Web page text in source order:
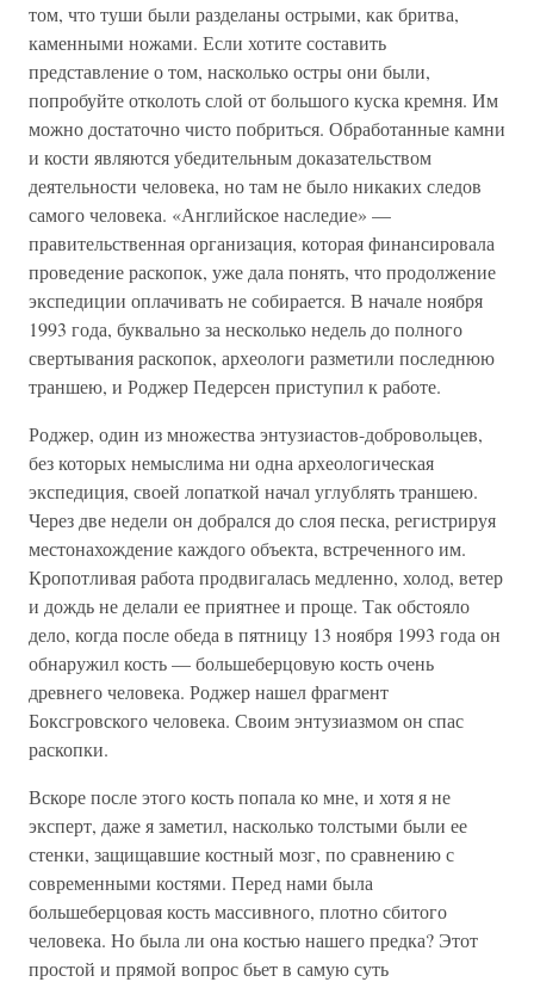
том, что туши были разделаны острыми, как бритва,
каменными ножами. Если хотите составить
представление о том, насколько остры они были,
попробуйте отколоть слой от большого куска кремня. Им
можно достаточно чисто побриться. Обработанные камни
и кости являются убедительным доказательством
деятельности человека, но там не было никаких следов
самого человека. «Английское наследие» —
правительственная организация, которая финансировала
проведение раскопок, уже дала понять, что продолжение
экспедиции оплачивать не собирается. В начале ноября
1993 года, буквально за несколько недель до полного
свертывания раскопок, археологи разметили последнюю
траншею, и Роджер Педерсен приступил к работе.
Роджер, один из множества энтузиастов-добровольцев,
без которых немыслима ни одна археологическая
экспедиция, своей лопаткой начал углублять траншею.
Через две недели он добрался до слоя песка, регистрируя
местонахождение каждого объекта, встреченного им.
Кропотливая работа продвигалась медленно, холод, ветер
и дождь не делали ее приятнее и проще. Так обстояло
дело, когда после обеда в пятницу 13 ноября 1993 года он
обнаружил кость — большеберцовую кость очень
древнего человека. Роджер нашел фрагмент
Боксгровского человека. Своим энтузиазмом он спас
раскопки.
Вскоре после этого кость попала ко мне, и хотя я не
эксперт, даже я заметил, насколько толстыми были ее
стенки, защищавшие костный мозг, по сравнению с
современными костями. Перед нами была
большеберцовая кость массивного, плотно сбитого
человека. Но была ли она костью нашего предка? Этот
простой и прямой вопрос бьет в самую суть